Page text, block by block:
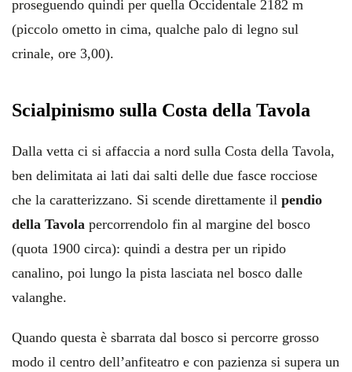
proseguendo quindi per quella Occidentale 2182 m
(piccolo ometto in cima, qualche palo di legno sul
crinale, ore 3,00).
Scialpinismo sulla Costa della Tavola
Dalla vetta ci si affaccia a nord sulla Costa della Tavola,
ben delimitata ai lati dai salti delle due fasce rocciose
che la caratterizzano. Si scende direttamente il pendio
della Tavola percorrendolo fin al margine del bosco
(quota 1900 circa): quindi a destra per un ripido
canalino, poi lungo la pista lasciata nel bosco dalle
valanghe.
Quando questa è sbarrata dal bosco si percorre grosso
modo il centro dell’anfiteatro e con pazienza si supera un